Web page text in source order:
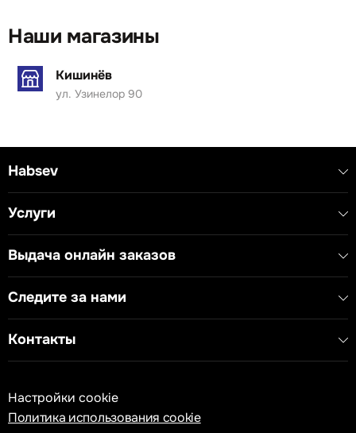
обеспечивающее долговечность эксплуатации.
Области применения: подходит для использования в
промышленных установках, где требуется звуковая
сигнализация в процессе контроля.
- Тип устройства: Зуммер
- Номинальное напряжение: 230В~
- Частота: 50Гц
- Мощность: 8ВА
Наши магазины
Кишинёв
ул. Узинелор 90
Habsev
Услуги
Выдача онлайн заказов
Следите за нами
Контакты
Настройки cookie
Политика использования cookie